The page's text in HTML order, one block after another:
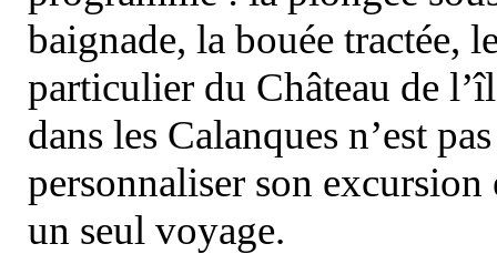
baignade, la bouée tractée,
particulier du Château de
dans les Calanques n’est
personnaliser son
un seul voyage.